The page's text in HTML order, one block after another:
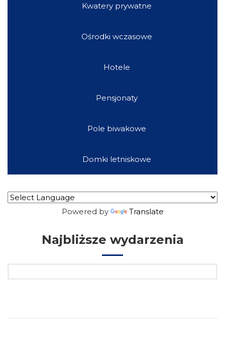
Kwatery prywatne
Ośrodki wczasowe
Hotele
Pensjonaty
Pole biwakowe
Domki letniskowe
Powered by Translate
Najbliższe wydarzenia